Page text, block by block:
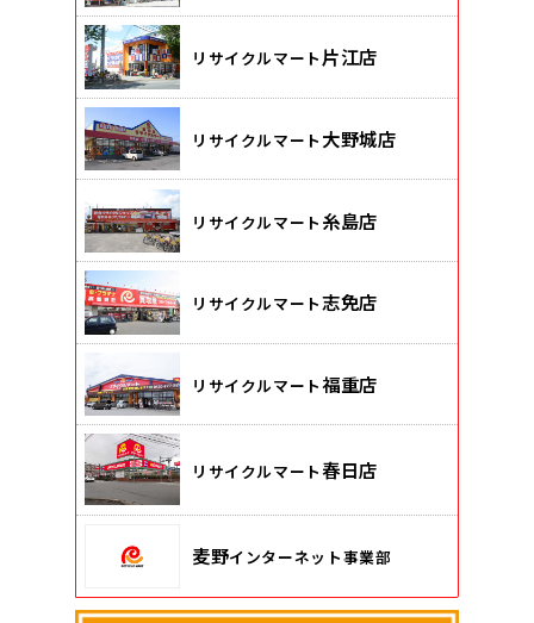
リサイクルマート片江店
リサイクルマート 大野城店
リサイクルマート 糸島店
リサイクルマート志免店
リサイクルマート福重店
リサイクルマート春日店
麦野インターネット事業部